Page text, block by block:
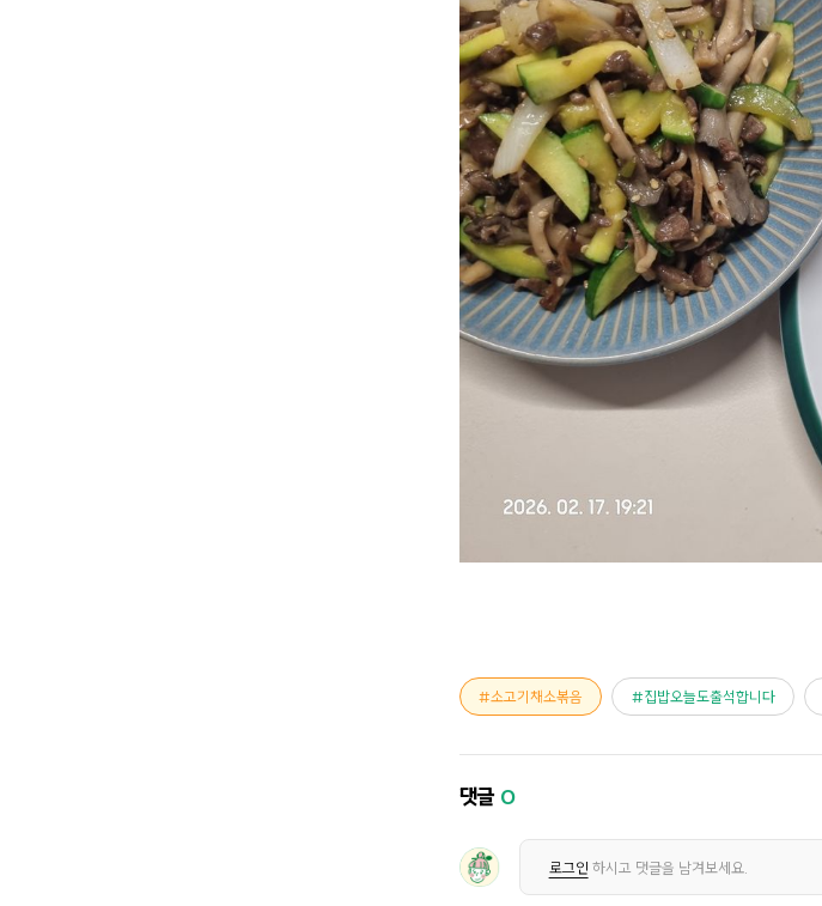
소고기채소볶음 집밥오늘도출석합니다
댓글 0
로그인 하시고 댓글을 남겨보세요.